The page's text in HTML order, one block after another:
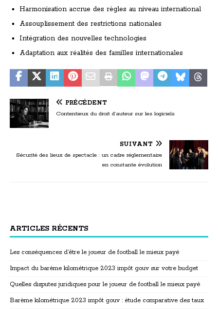
Harmonisation accrue des règles au niveau international
Assouplissement des restrictions nationales
Intégration des nouvelles technologies
Adaptation aux réalités des familles internationales
PRÉCÉDENT
Contentieux du droit d’auteur sur les logiciels
SUIVANT
Sécurité des lieux de spectacle : un cadre réglementaire
en constante évolution
ARTICLES RÉCENTS
Les conséquences d’être le joueur de football le mieux payé
Impact du barème kilométrique 2023 impôt gouv sur votre budget
Quelles disputes juridiques pour le joueur de football le mieux payé
Barème kilométrique 2023 impôt gouv : étude comparative des taux